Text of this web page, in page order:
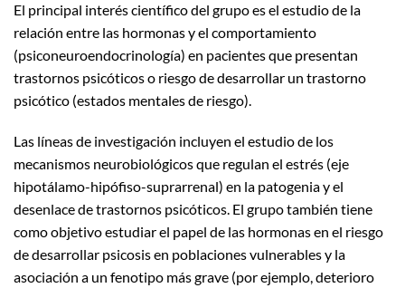
El principal interés científico del grupo es el estudio de la
relación entre las hormonas y el comportamiento
(psiconeuroendocrinología) en pacientes que presentan
trastornos psicóticos o riesgo de desarrollar un trastorno
psicótico (estados mentales de riesgo).
Las líneas de investigación incluyen el estudio de los
mecanismos neurobiológicos que regulan el estrés (eje
hipotálamo-hipófiso-suprarrenal) en la patogenia y el
desenlace de trastornos psicóticos. El grupo también tiene
como objetivo estudiar el papel de las hormonas en el riesgo
de desarrollar psicosis en poblaciones vulnerables y la
asociación a un fenotipo más grave (por ejemplo, deterioro